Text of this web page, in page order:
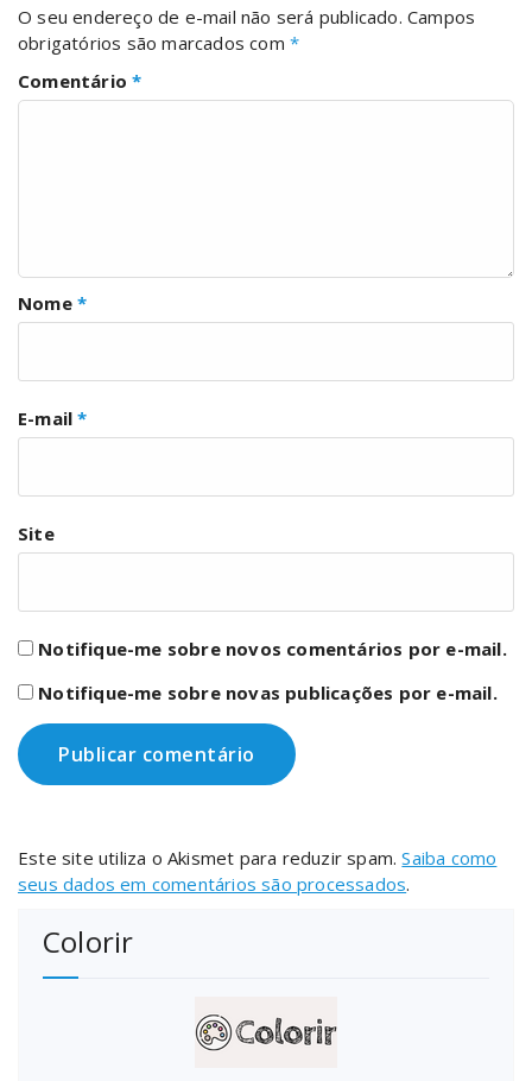
O seu endereço de e-mail não será publicado. Campos
obrigatórios são marcados com *
Comentário*
Nome *
E-mail*
Site
Notifique-me sobre novos comentários por e-mail.
Notifique-me sobre novas publicações por e-mail.
Este site utiliza o Akismet para reduzir spam.Saiba como
seus dados em comentários são processados.
Colorir